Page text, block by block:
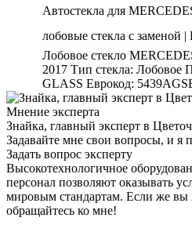
Автостекла для
лобовые стекла с заменой
Лобовое стекло
2017 Тип стекла: Лобовое
GLASS Еврокод:
Мнение эксперта
Знайка, главный эксперт в
Задавайте мне свои вопросы, и я
Задать вопрос эксперту
Высокотехнологичное
персонал позволяют оказывать
мировым стандартам. Если же вы
обращайтесь ко мне!